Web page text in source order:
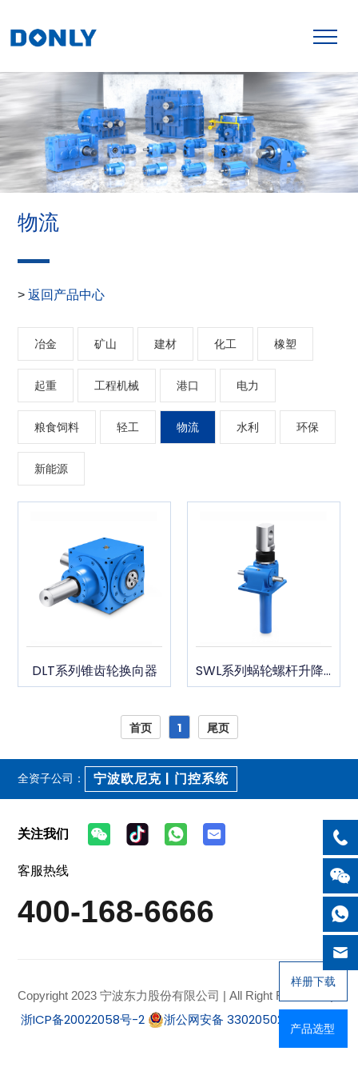
物流
> 返回产品中心
冶金 矿山 建材 化工 橡塑
起重 工程机械 港口 电力
粮食饲料 轻工 物流 水利 环保
新能源
DLT系列锥齿轮换向器 SWL系列蜗轮螺杆升降机
首页 1 尾页
样册下载
产品选型
全资子公司： 宁波欧尼克 | 门控系统
关注我们
客服热线
400-168-6666
Copyright 2023 宁波东力股份有限公司 | All Right Reserved |
浙ICP备20022058号-2 浙公网安备 33020502000621号